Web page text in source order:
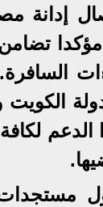
إدانة
الكويت
لكافة